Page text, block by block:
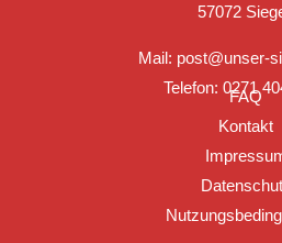
57072
Mail: post@unser-
Telefon: 0271
FAQ
Kontakt